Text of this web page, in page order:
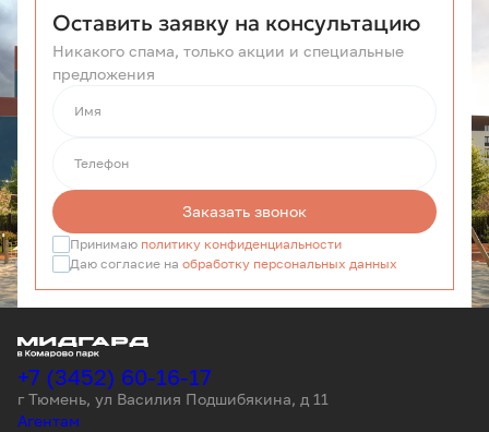
Оставить заявку на консультацию
Никакого спама, только акции и специальные
предложения
Имя
Телефон
Заказать звонок
Принимаю политику конфиденциальности
Даю согласие на обработку персональных данных
Агентам
+7 (3452) 60-16-17
г Тюмень, ул Василия Подшибякина, д 11